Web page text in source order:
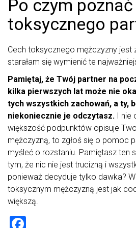
Po czym poznać
toksycznego
Cech toksycznego mężczyzny jest
starałam się wymienić te
Pamiętaj, że Twój partner na
kilka pierwszych lat może nie
tych wszystkich zachowań, a ty,
niekoniecznie je odczytasz. I nie
większość podpunktów opisuje
mężczyzną, to zgłoś się o pomoc
myśleć o rozstaniu. Pamiętasz ten
tym, że nic nie jest trucizną i
ponieważ decyduje tylko dawka?
toksycznym mężczyzną jest jak
większą.